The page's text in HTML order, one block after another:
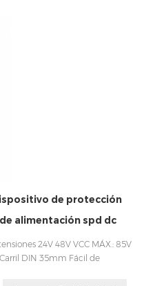
de protección
alimentación spd dc
24V 48V VCC MÁX.: 85V
Carril DIN 35mm Fácil de